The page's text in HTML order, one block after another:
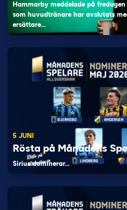
Hammarby meddelade på
som huvudtränare har avslutats
ersättare…
5 JUNI
Rösta på Månadens
Sirius dominerar…